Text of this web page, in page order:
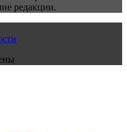
редакции.